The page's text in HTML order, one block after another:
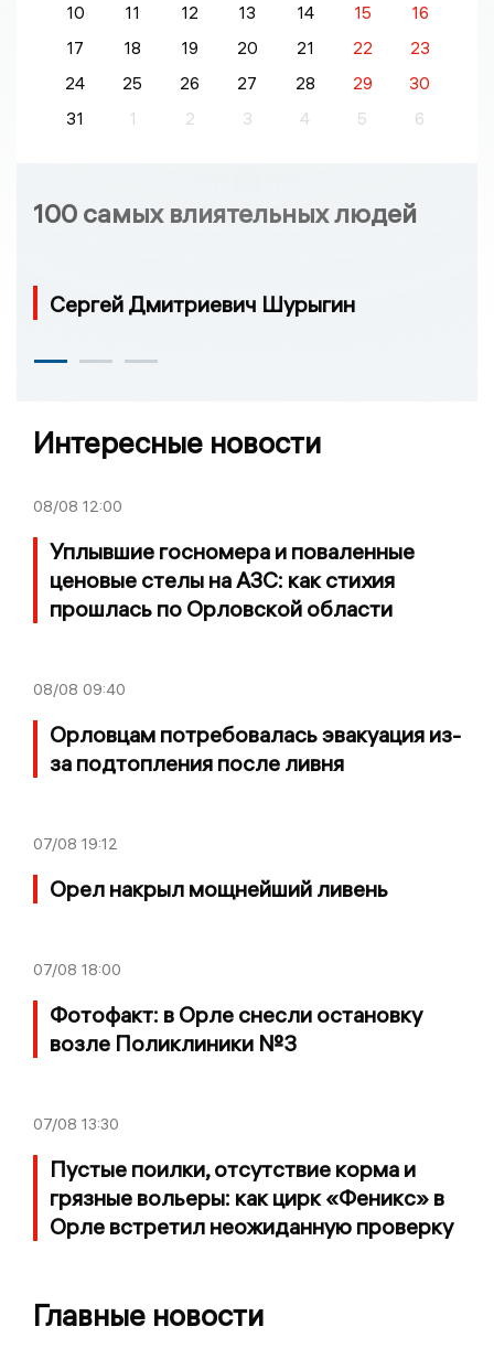
10
11 12 13 14 15
16
17
18 19 20 21 22
23
24
25 26 27 28 29
30
31
1 2 3 4 5 6
100 самых влиятельных людей
Сергей Дмитриевич Шурыгин
Интересные новости
08/08 12:00
Уплывшие госномера и поваленные
ценовые стелы на АЗС: как стихия
прошлась по Орловской области
08/08 09:40
Орловцам потребовалась эвакуация из-
за подтопления после ливня
07/08 19:12
Орел накрыл мощнейший ливень
07/08 18:00
Фотофакт: в Орле снесли остановку
возле Поликлиники №3
07/08 13:30
Пустые поилки, отсутствие корма и
грязные вольеры: как цирк «Феникс» в
Орле встретил неожиданную проверку
Главные новости